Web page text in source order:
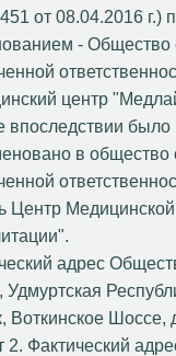
от 08.04.2016 г.)
- Общество
центр
впоследствии было
в общество
Центр Медицинской
адрес
Удмуртская
Воткинское Шоссе,
2. Фактический